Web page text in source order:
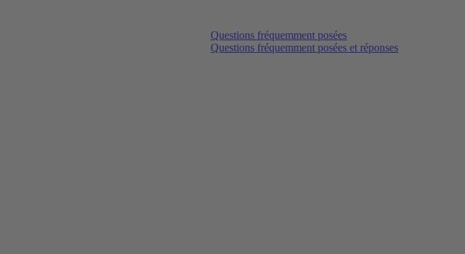
Questions fréquemment posées
Questions fréquemment posées et réponses